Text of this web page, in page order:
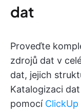
dat
Proveďte
zdrojů dat v
dat, jejich
Katalogizaci
pomocí ClickUp